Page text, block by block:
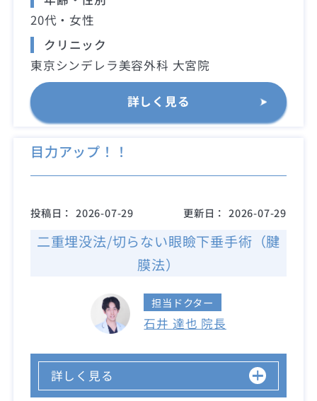
20代・女性
クリニック
東京シンデレラ美容外科 大宮院
詳しく見る
目力アップ！！
投稿日： 2026-07-29 更新日： 2026-07-29
二重埋没法/切らない眼瞼下垂手術（腱
膜法）
担当ドクター
石井 達也 院長
詳しく見る